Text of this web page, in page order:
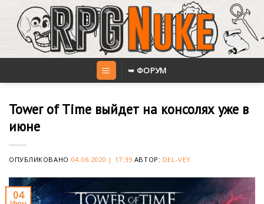
content
➥ ФОРУМ
Tower of Time выйдет на консолях уже в
июне
ОПУБЛИКОВАНО 04.06.2020 | 17:39 АВТОР: DEL-VEY
04